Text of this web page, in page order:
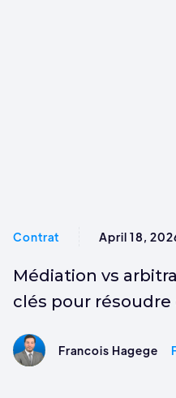
Contrat April 18,
Médiation vs
clés pour
Francois Hagege